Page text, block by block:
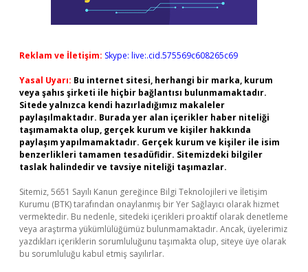
Reklam ve İletişim: Skype: live:.cid.575569c608265c69
Yasal Uyarı: Bu internet sitesi, herhangi bir marka, kurum
veya şahıs şirketi ile hiçbir bağlantısı bulunmamaktadır.
Sitede yalnızca kendi hazırladığımız makaleler
paylaşılmaktadır. Burada yer alan içerikler haber niteliği
taşımamakta olup, gerçek kurum ve kişiler hakkında
paylaşım yapılmamaktadır. Gerçek kurum ve kişiler ile isim
benzerlikleri tamamen tesadüfidir. Sitemizdeki bilgiler
taslak halindedir ve tavsiye niteliği taşımazlar.
Sitemiz, 5651 Sayılı Kanun gereğince Bilgi Teknolojileri ve İletişim
Kurumu (BTK) tarafından onaylanmış bir Yer Sağlayıcı olarak hizmet
vermektedir. Bu nedenle, sitedeki içerikleri proaktif olarak denetleme
veya araştırma yükümlülüğümüz bulunmamaktadır. Ancak, üyelerimiz
yazdıkları içeriklerin sorumluluğunu taşımakta olup, siteye üye olarak
bu sorumluluğu kabul etmiş sayılırlar.